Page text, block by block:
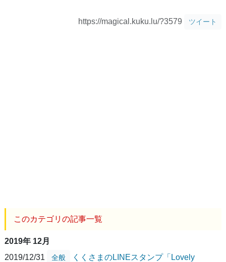
https://magical.kuku.lu/?3579 ツイート
このカテゴリの記事一覧
2019年 12月
2019/12/31
全般
くくさまのLINEスタンプ「Lovely